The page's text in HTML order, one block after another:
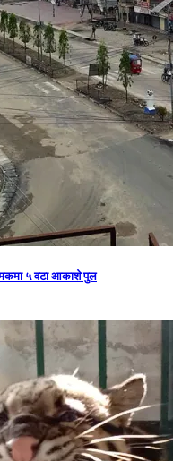
दमकमा ५ वटा आकाशे पुल